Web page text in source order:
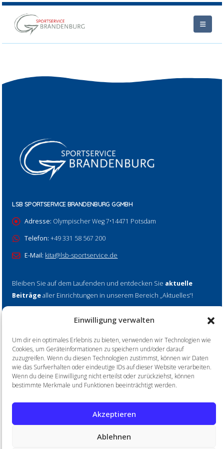
Einwilligung verwalten
Um dir ein optimales Erlebnis zu bieten, verwenden wir Technologien wie
Cookies, um Geräteinformationen zu speichern und/oder darauf
zuzugreifen. Wenn du diesen Technologien zustimmst, können wir Daten
wie das Surfverhalten oder eindeutige IDs auf dieser Website verarbeiten.
Wenn du deine Einwilligung nicht erteilst oder zurückziehst, können
bestimmte Merkmale und Funktionen beeinträchtigt werden.
Akzeptieren
Ablehnen
LSB SPORTSERVICE BRANDENBURG GGMBH
Adresse: Olympischer Weg 7•14471 Potsdam
Telefon: +49 331 58 567 200
E-Mail: kita@lsb-sportservice.de
Bleiben Sie auf dem Laufenden und entdecken Sie aktuelle
Beiträgealler Einrichtungen in unserem Bereich „Aktuelles“!
Mehr erfahren
Home Impressum Datenschutz
© 2026 LSB SportService Brandenburg gGmbH